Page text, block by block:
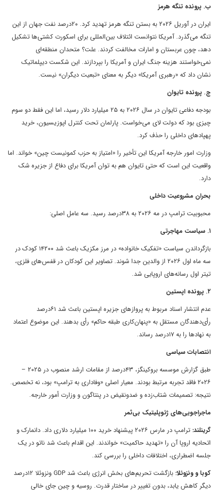
ب. پرونده تنگه هرمز
ایران در آوریل ۲۰۲۶ به بستن تنگه هرمز تهدید کرد. ۲۰درصد نفت جهان از این
تنگه می‌گذرد. آمریکا نتوانست ائتلاف بین‌المللی برای اسکورت کشتی‌ها تشکیل
دهد، چون عربستان و امارات مخالفت کردند. علت؟ متحدان منطقه‌ای
نمی‌خواستند هزینه جنگ ایران و آمریکا را بپردازند. این شکست دیپلماتیک
نشان داد که «رهبری آمریکا» دیگر به معنای «تبعیت دیگران» نیست.
ج. پرونده تایوان
بودجه دفاعی تایوان در سال ۲۰۲۶ به ۲۵ میلیارد دلار رسید، اما این فقط دو سوم
چیزی بود که دولت لای می‌خواست. پارلمان تحت کنترل اپوزیسیون، خرید
پهپادهای داخلی را حذف کرد.
وزارت امور خارجه آمریکا این تأخیر را «امتیاز به حزب کمونیست چین» خواند. اما
واقعیت این است که حتی تایوان هم به توان آمریکا برای دفاع از جزیره شک
دارد.
بحران مشروعیت داخلی
محبوبیت ترامپ در مه ۲۰۲۶ به ۳۸درصد رسید. سه عامل اصلی:
۱. سیاست مهاجرتی
بازگرداندن سیاست «تفکیک خانواده» در مرز مکزیک باعث شد ۱۴۲۰۰ کودک در
سه ماه اول ۲۰۲۶ از والدین جدا شوند. تصاویر این کودکان در قفس‌های فلزی،
تیتر اول رسانه‌های اروپایی شد.
۲. پرونده اپستین
عدم انتشار اسناد مربوط به پروازهای جزیره اپستین باعث شد ۶۱درصد
رأی‌دهندگان مستقل به «پنهان‌کاری طبقه حاکم» رأی بدهند. این موضوع اعتماد
به نهادها را به ۱۷درصد رساند.
انتصابات سیاسی
طبق گزارش موسسه بروکینگز، ۴۳درصد از مقامات ارشد منصوب در ۲۰۲۵ –
۲۰۲۶ فاقد تجربه مرتبط بودند. معیار اصلی «وفاداری به ترامپ» بود، نه تخصص.
نتیجه: تصمیمات شتاب‌زده و ضدونقیض در پنتاگون و وزارت أمور خارجه.
ماجراجویی‌های ژئوپلیتیک بی‌ثمر
گرینلند:
ترامپ در مارس ۲۰۲۶ پیشنهاد خرید ۱۰۰ میلیارد دلاری داد. دانمارک و
اتحادیه اروپا آن را «تهدید حاکمیت» خواندند. این اقدام باعث شد ناتو در یک
جلسه اضطراری، اختلافات داخلی را بررسی کند.
کوبا و ونزوئلا:
بازگشت تحریم‌های بخش انرژی باعث شد GDP ونزوئلا ۱۲درصد
دیگر کاهش یابد، بدون تغییر در ساختار قدرت. روسیه و چین جای خالی